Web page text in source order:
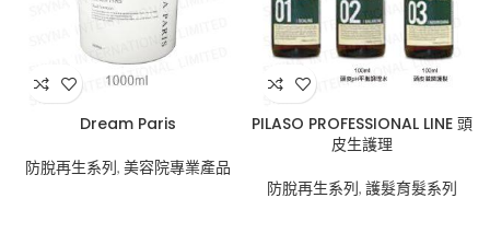
Dream Paris
防脫再生系列, 美容院專業產品
PILASO PROFESSIONAL LINE 頭
皮生護理
防脫再生系列, 護髮育髮系列